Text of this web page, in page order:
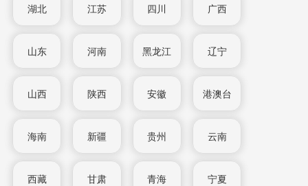
湖北 江苏 四川 广西
山东 河南 黑龙江 辽宁
山西 陕西 安徽 港澳台
海南 新疆 贵州 云南
西藏 甘肃 青海 宁夏